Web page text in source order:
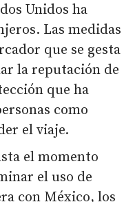
Unidos ha
Las medidas
que se gesta
la reputación de
que ha
como
el viaje.
el momento
el uso de
con México, los